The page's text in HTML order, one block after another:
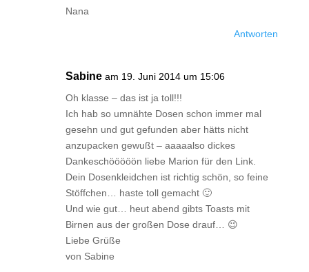
Nana
Antworten
Sabine am 19. Juni 2014 um 15:06
Oh klasse – das ist ja toll!!!
Ich hab so umnähte Dosen schon immer mal
gesehn und gut gefunden aber hätts nicht
anzupacken gewußt – aaaaalso dickes
Dankeschööööön liebe Marion für den Link.
Dein Dosenkleidchen ist richtig schön, so feine
Stöffchen… haste toll gemacht 🙂
Und wie gut… heut abend gibts Toasts mit
Birnen aus der großen Dose drauf… 😉
Liebe Grüße
von Sabine